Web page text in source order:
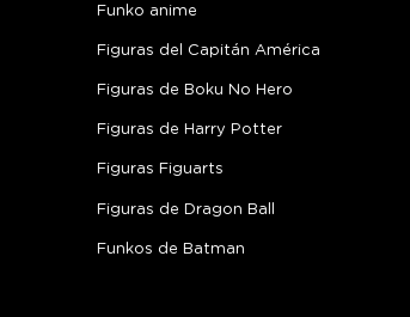
Funko anime
Figuras del Capitán América
Figuras de Boku No Hero
Figuras de Harry Potter
Figuras Figuarts
Figuras de Dragon Ball
Funkos de Batman